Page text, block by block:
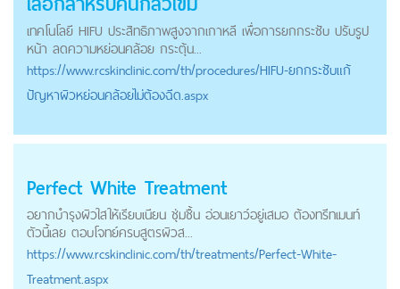
เทคโนโลยี HIFU ประสิทธิภาพสูงจากเกาหลี เพื่อการยกกระชับ ปรับรูป
หน้า ลดความหย่อนคล้อย กระตุ้น...
https://www.rcskinclinic.com/th/procedures/HIFU-ยกกระชับแก้
ปัญหาผิวหย่อนคล้อยไม่ต้องฉีด.aspx
Perfect White Treatment
อยากบำรุงผิวใสให้เรียบเนียน ชุ่มชื้น อ่อนเยาว์อยู่เสมอ ต้องทรีทเมนท์
ตัวนี้เลย ตอบโจทย์ครบสูตรผิวส...
https://www.rcskinclinic.com/th/treatments/Perfect-White-
Treatment.aspx